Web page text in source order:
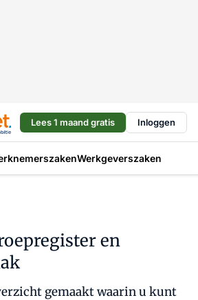
Lees 1 maand gratis Inloggen
Werkgeverszaken
en
gemaakt waarin u kunt